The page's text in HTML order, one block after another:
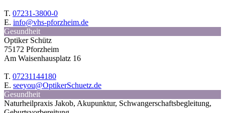
T. 07231-3800-0
E. info@vhs-pforzheim.de
Gesundheit
Optiker Schütz
75172 Pforzheim
Am Waisenhausplatz 16
T. 07231144180
E. seeyou@OptikerSchuetz.de
Gesundheit
Naturheilpraxis Jakob, Akupunktur, Schwangerschaftsbegleitung,